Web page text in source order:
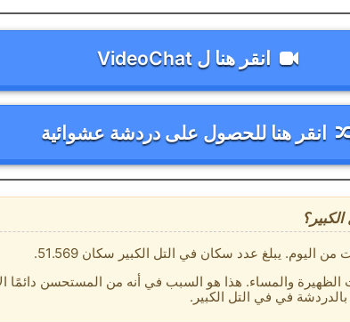
انقر هنا ل VideoChat
انقر هنا للحصول على دردشة عشوائية
يبلغ عدد سكان في التل الكبير سكان 51.569.
والمساء. هذا هو السبب في أنه من المستحسن دائمًا
في في التل الكبير.